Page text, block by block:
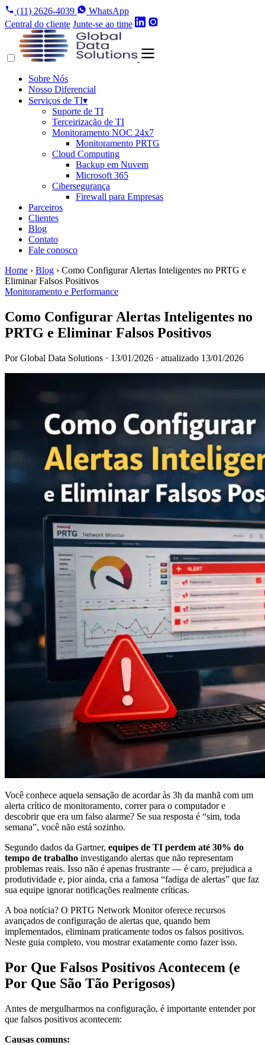
(11) 2626-4039
WhatsApp
Central do cliente Junte-se ao time
Sobre Nós
Nosso Diferencial
Serviços de TI▾
Suporte de TI
Terceirização de TI
Monitoramento NOC 24x7
Monitoramento PRTG
Cloud Computing
Backup em Nuvem
Microsoft 365
Cibersegurança
Firewall para Empresas
Parceiros
Clientes
Blog
Contato
Fale conosco
Home › Blog › Como Configurar Alertas Inteligentes no PRTG e
Eliminar Falsos Positivos
Monitoramento e Performance
Como Configurar Alertas Inteligentes no
PRTG e Eliminar Falsos Positivos
Por Global Data Solutions · 13/01/2026 · atualizado 13/01/2026
Você conhece aquela sensação de acordar às 3h da manhã com um
alerta crítico de monitoramento, correr para o computador e
descobrir que era um falso alarme? Se sua resposta é “sim, toda
semana”, você não está sozinho.
Segundo dados da Gartner, equipes de TI perdem até 30% do
tempo de trabalho investigando alertas que não representam
problemas reais. Isso não é apenas frustrante — é caro, prejudica a
produtividade e, pior ainda, cria a famosa “fadiga de alertas” que faz
sua equipe ignorar notificações realmente críticas.
A boa notícia? O PRTG Network Monitor oferece recursos
avançados de configuração de alertas que, quando bem
implementados, eliminam praticamente todos os falsos positivos.
Neste guia completo, vou mostrar exatamente como fazer isso.
Por Que Falsos Positivos Acontecem (e
Por Que São Tão Perigosos)
Antes de mergulharmos na configuração, é importante entender por
que falsos positivos acontecem:
Causas comuns: